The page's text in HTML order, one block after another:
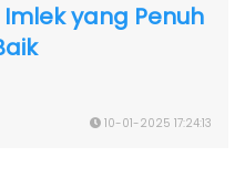
yang Penuh
10-01-2025 17:24:13